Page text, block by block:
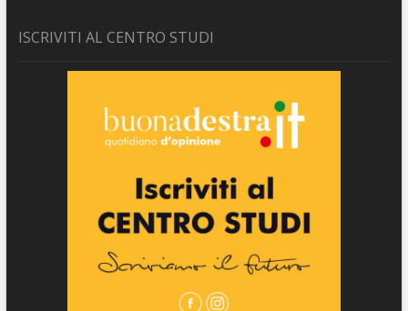
ISCRIVITI AL CENTRO STUDI